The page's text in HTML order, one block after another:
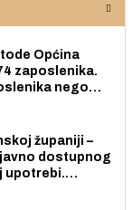
Općina
zaposlenika.
nego
županiji –
dostupnog
upotrebi.